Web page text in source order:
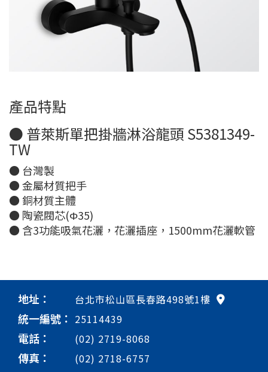
產品特點
● 普萊斯單把掛牆淋浴龍頭 S5381349-
TW
● 台灣製
● 金屬材質把手
● 銅材質主體
● 陶瓷閥芯(Φ35)
● 含3功能吸氣花灑，花灑插座，1500mm花灑軟管
地址： 台北市松山區長春路498號1樓
統一編號： 25114439
電話： (02) 2719-8068
傳真： (02) 2718-6757